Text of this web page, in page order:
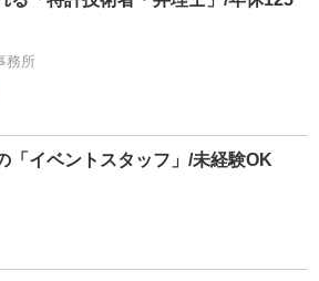
務所
「イベントスタッフ」/未経験OK